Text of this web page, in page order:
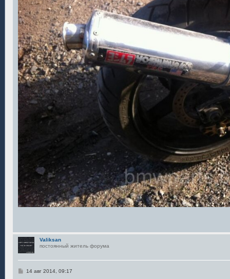
Valiksan
постоянный житель форума
С14 авг 2014, 09:17